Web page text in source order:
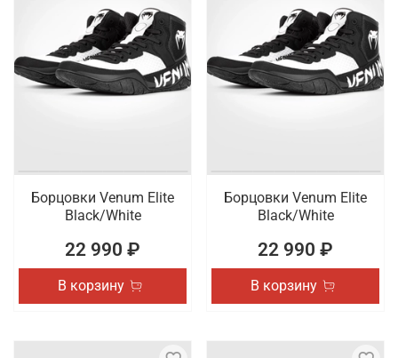
Борцовки Venum Elite
Black/White
22 990 ₽
В корзину
Борцовки Venum Elite
Black/White
22 990 ₽
В корзину